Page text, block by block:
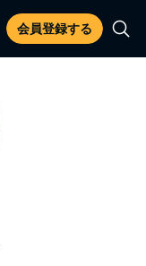
会員登録する